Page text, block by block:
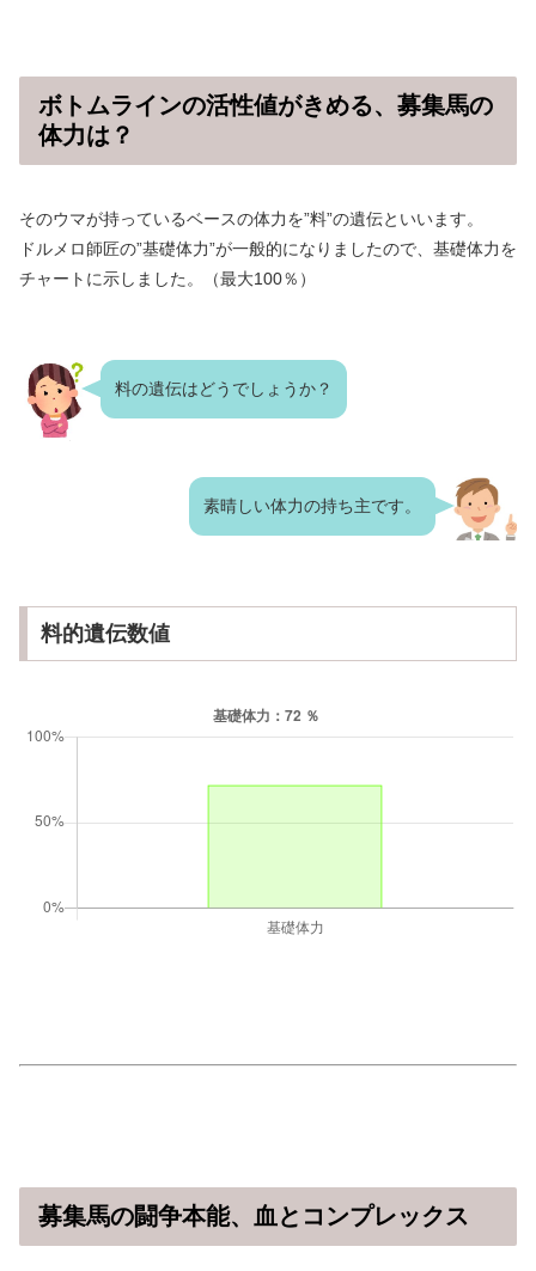
ボトムラインの活性値がきめる、募集馬の
体力は？
そのウマが持っているベースの体力を”料”の遺伝といいます。
ドルメロ師匠の”基礎体力”が一般的になりましたので、基礎体力を
チャートに示しました。（最大100％）
料の遺伝はどうでしょうか？
素晴しい体力の持ち主です。
料的遺伝数値
募集馬の闘争本能、血とコンプレックス